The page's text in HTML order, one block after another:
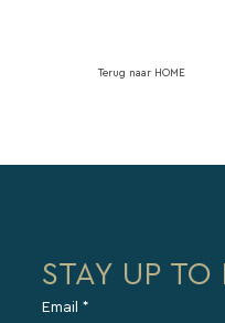
Terug naar HOME
STAY UP TO
Email *